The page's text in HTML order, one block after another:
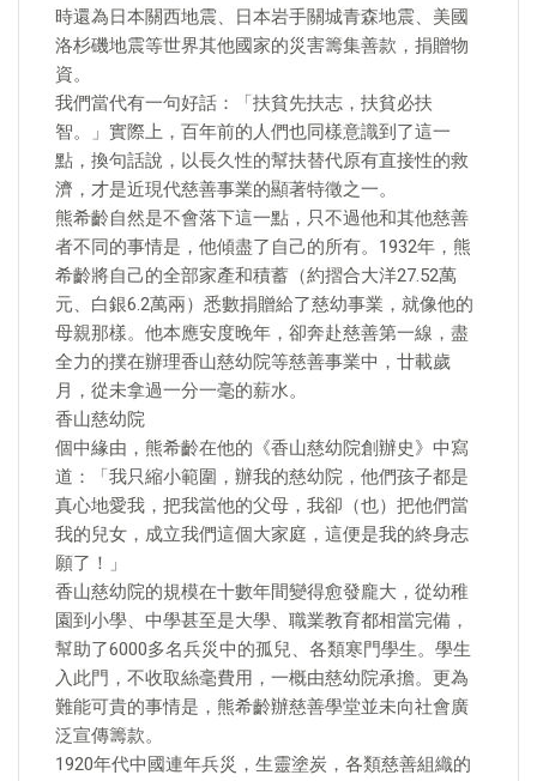
時還為日本關西地震、日本岩手關城青森地震、美國
洛杉磯地震等世界其他國家的災害籌集善款，捐贈物
資。
我們當代有一句好話：「扶貧先扶志，扶貧必扶
智。」實際上，百年前的人們也同樣意識到了這一
點，換句話說，以長久性的幫扶替代原有直接性的救
濟，才是近現代慈善事業的顯著特徵之一。
熊希齡自然是不會落下這一點，只不過他和其他慈善
者不同的事情是，他傾盡了自己的所有。1932年，熊
希齡將自己的全部家產和積蓄（約摺合大洋27.52萬
元、白銀6.2萬兩）悉數捐贈給了慈幼事業，就像他的
母親那樣。他本應安度晚年，卻奔赴慈善第一線，盡
全力的撲在辦理香山慈幼院等慈善事業中，廿載歲
月，從未拿過一分一毫的薪水。
香山慈幼院
個中緣由，熊希齡在他的《香山慈幼院創辦史》中寫
道：「我只縮小範圍，辦我的慈幼院，他們孩子都是
真心地愛我，把我當他的父母，我卻（也）把他們當
我的兒女，成立我們這個大家庭，這便是我的終身志
願了！」
香山慈幼院的規模在十數年間變得愈發龐大，從幼稚
園到小學、中學甚至是大學、職業教育都相當完備，
幫助了6000多名兵災中的孤兒、各類寒門學生。學生
入此門，不收取絲毫費用，一概由慈幼院承擔。更為
難能可貴的事情是，熊希齡辦慈善學堂並未向社會廣
泛宣傳籌款。
1920年代中國連年兵災，生靈塗炭，各類慈善組織的